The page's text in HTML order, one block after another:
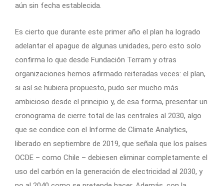
aún sin fecha establecida.
Es cierto que durante este primer año el plan ha logrado
adelantar el apague de algunas unidades, pero esto solo
confirma lo que desde Fundación Terram y otras
organizaciones hemos afirmado reiteradas veces: el plan,
si así se hubiera propuesto, pudo ser mucho más
ambicioso desde el principio y, de esa forma, presentar un
cronograma de cierre total de las centrales al 2030, algo
que se condice con el Informe de Climate Analytics,
liberado en septiembre de 2019, que señala que los países
OCDE – como Chile – debiesen eliminar completamente el
uso del carbón en la generación de electricidad al 2030, y